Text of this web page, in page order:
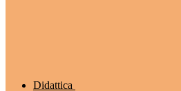
Didattica